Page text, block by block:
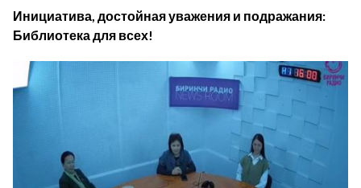
Инициатива, достойная уважения и подражания:
Библиотека для всех!